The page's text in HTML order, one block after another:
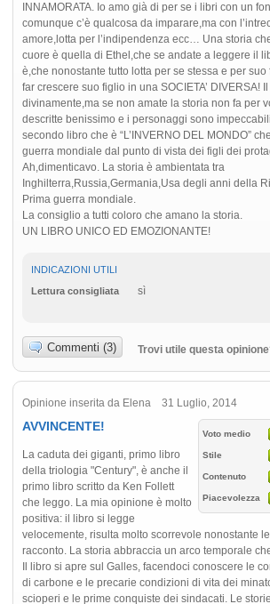
INNAMORATA. Io amo già di per se i libri con un
comunque c’è qualcosa da imparare,ma con
amore,lotta per l’indipendenza ecc… Una storia
cuore è quella di Ethel,che se andate a leggere il
è,che nonostante tutto lotta per se stessa e per suo
far crescere suo figlio in una SOCIETA’ DIVERSA!
divinamente,ma se non amate la storia non fa per
descritte benissimo e i personaggi sono
secondo libro che è “L’INVERNO DEL MONDO”
guerra mondiale dal punto di vista dei figli dei
Ah,dimenticavo. La storia è ambientata tra
Inghilterra,Russia,Germania,Usa degli anni della
Prima guerra mondiale.
La consiglio a tutti coloro che amano la storia.
UN LIBRO UNICO ED EMOZIONANTE!
INDICAZIONI UTILI
Lettura consigliata
sì
Commenti (3) Trovi utile questa
Opinione inserita da Elena 31 Luglio, 2014
Voto medio
Stile
Contenuto
Piacevolezza
AVVINCENTE!
La caduta dei giganti, primo libro
della triologia "Century", è anche il
primo libro scritto da Ken Follett
che leggo. La mia opinione è molto
positiva: il libro si legge
velocemente, risulta molto scorrevole nonostante
racconto. La storia abbraccia un arco temporale
Il libro si apre sul Galles, facendoci conoscere le
di carbone e le precarie condizioni di vita dei
scioperi e le prime conquiste dei sindacati. Le